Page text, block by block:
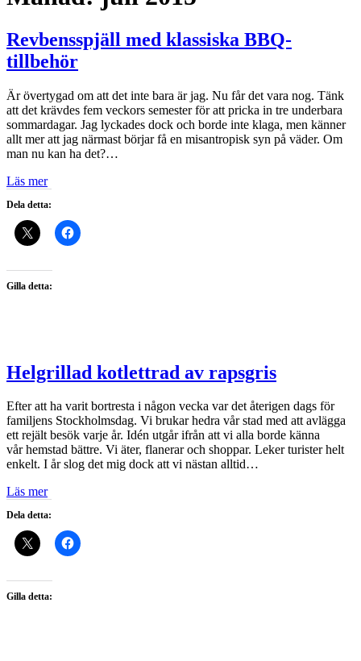
Revbensspjäll med klassiska BBQ-
tillbehör
Är övertygad om att det inte bara är jag. Nu får det vara nog. Tänk
att det krävdes fem veckors semester för att pricka in tre underbara
sommardagar. Jag lyckades dock och borde inte klaga, men känner
allt mer att jag närmast börjar få en misantropisk syn på väder. Om
man nu kan ha det?…
Läs mer
Dela detta:
Gilla detta:
Helgrillad kotlettrad av rapsgris
Efter att ha varit bortresta i någon vecka var det återigen dags för
familjens Stockholmsdag. Vi brukar hedra vår stad med att avlägga
ett rejält besök varje år. Idén utgår ifrån att vi alla borde känna
vår hemstad bättre. Vi äter, flanerar och shoppar. Leker turister helt
enkelt. I år slog det mig dock att vi nästan alltid…
Läs mer
Dela detta:
Gilla detta: